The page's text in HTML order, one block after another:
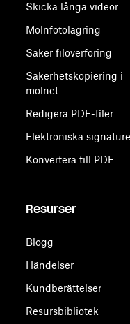
Skicka långa videor
Molnfotolagring
Säker filöverföring
Säkerhetskopiering i
molnet
Redigera PDF-filer
Elektroniska
Konvertera till PDF
Resurser
Blogg
Händelser
Kundberättelser
Resursbibliotek